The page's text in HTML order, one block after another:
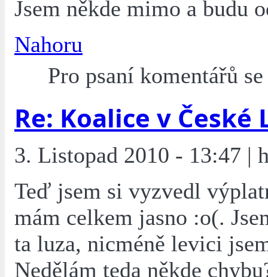
Jsem někde mimo a budu
Nahoru
Pro psaní komentářů
Re: Koalice v České
3. Listopad 2010 - 13:47 |
Teď jsem si vyzvedl
mám celkem jasno :o(.
ta luza, nicméně levici
Nedělám teda někde